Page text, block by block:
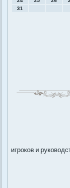
31
игроков и